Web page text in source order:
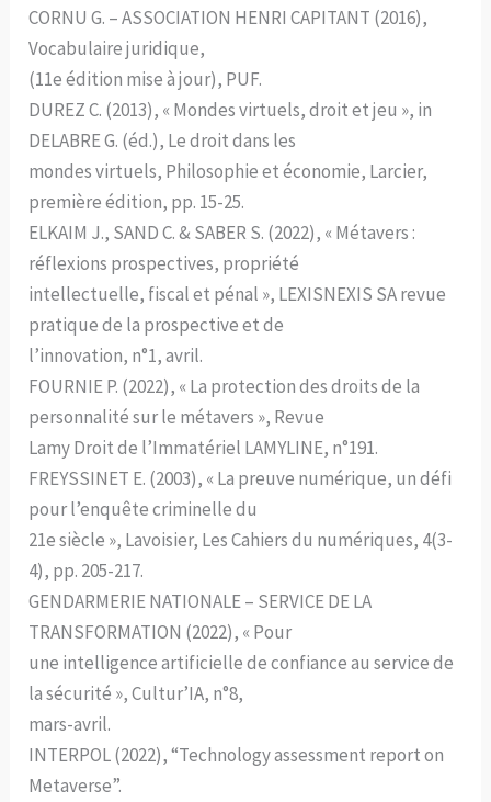
CORNU G. – ASSOCIATION HENRI CAPITANT (2016),
Vocabulaire juridique,
(11e édition mise à jour), PUF.
DUREZ C. (2013), « Mondes virtuels, droit et jeu », in
DELABRE G. (éd.), Le droit dans les
mondes virtuels, Philosophie et économie, Larcier,
première édition, pp. 15-25.
ELKAIM J., SAND C. & SABER S. (2022), « Métavers :
réflexions prospectives, propriété
intellectuelle, fiscal et pénal », LEXISNEXIS SA revue
pratique de la prospective et de
l’innovation, n°1, avril.
FOURNIE P. (2022), « La protection des droits de la
personnalité sur le métavers », Revue
Lamy Droit de l’Immatériel LAMYLINE, n°191.
FREYSSINET E. (2003), « La preuve numérique, un défi
pour l’enquête criminelle du
21e siècle », Lavoisier, Les Cahiers du numériques, 4(3-
4), pp. 205-217.
GENDARMERIE NATIONALE – SERVICE DE LA
TRANSFORMATION (2022), « Pour
une intelligence artificielle de confiance au service de
la sécurité », Cultur’IA, n°8,
mars-avril.
INTERPOL (2022), “Technology assessment report on
Metaverse”.